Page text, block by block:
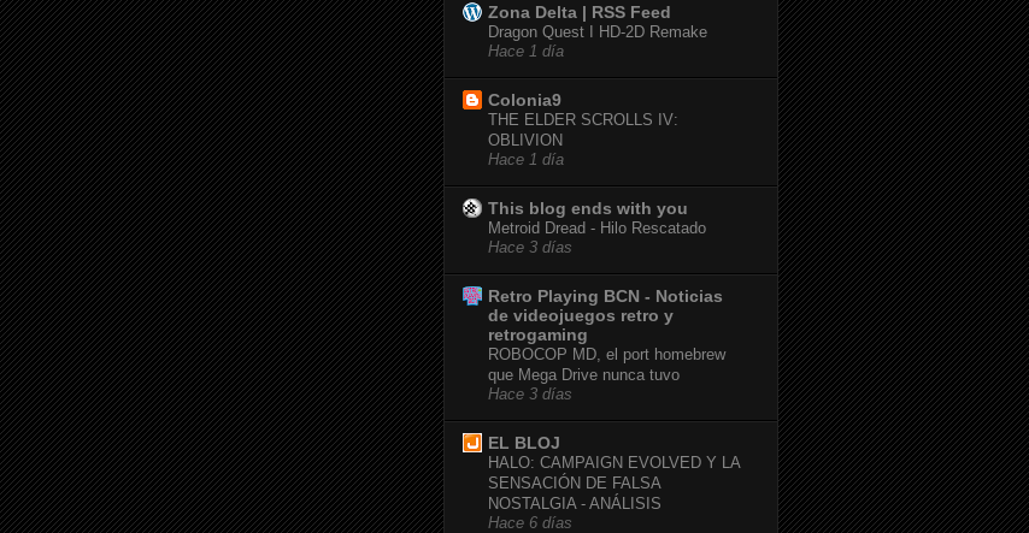
Zona Delta | RSS Feed
Dragon Quest I HD-2D Remake
Hace 1 día
Colonia9
THE ELDER SCROLLS IV:
OBLIVION
Hace 1 día
This blog ends with you
Metroid Dread - Hilo Rescatado
Hace 3 días
Retro Playing BCN - Noticias
de videojuegos retro y
retrogaming
ROBOCOP MD, el port homebrew
que Mega Drive nunca tuvo
Hace 3 días
EL BLOJ
HALO: CAMPAIGN EVOLVED Y LA
SENSACIÓN DE FALSA
NOSTALGIA - ANÁLISIS
Hace 6 días